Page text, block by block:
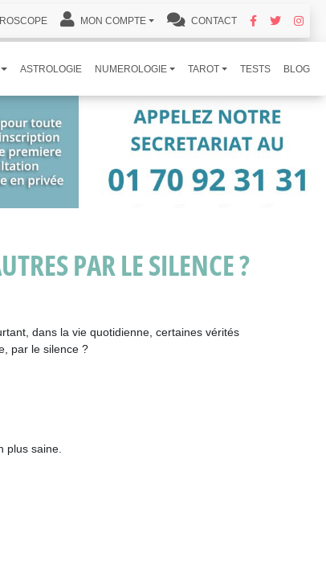
MON COMPTE CONTACT
ASTROLOGIE NUMEROLOGIE TAROT TESTS BLOG
PAR LE SILENCE ?
dans la vie quotidienne, certaines vérités
par le silence ?
plus saine.